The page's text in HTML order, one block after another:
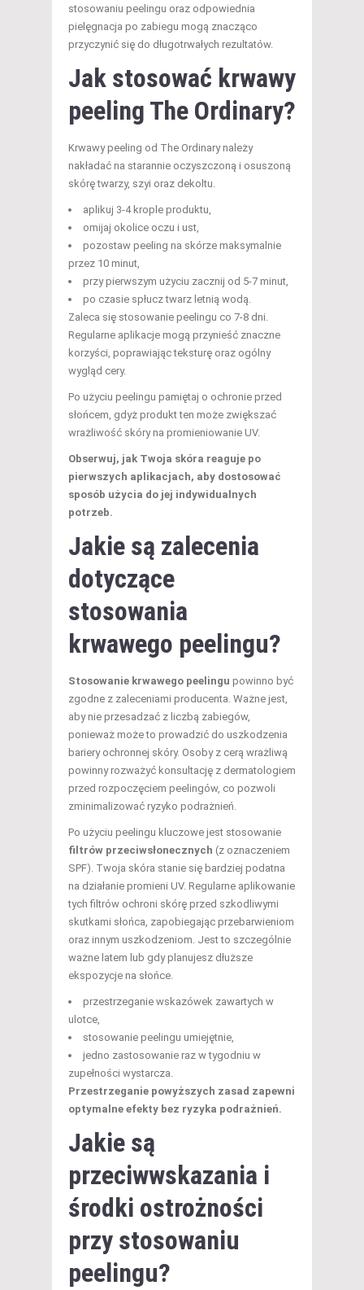
stosowaniu peelingu oraz odpowiednia
pielęgnacja po zabiegu mogą znacząco
przyczynić się do długotrwałych rezultatów.
Jak stosować krwawy
peeling The Ordinary?
Krwawy peeling od The Ordinary należy
nakładać na starannie oczyszczoną i osuszoną
skórę twarzy, szyi oraz dekoltu.
aplikuj 3-4 krople produktu,
omijaj okolice oczu i ust,
pozostaw peeling na skórze maksymalnie
przez 10 minut,
przy pierwszym użyciu zacznij od 5-7 minut,
po czasie spłucz twarz letnią wodą.
Zaleca się stosowanie peelingu co 7-8 dni.
Regularne aplikacje mogą przynieść znaczne
korzyści, poprawiając teksturę oraz ogólny
wygląd cery.
Po użyciu peelingu pamiętaj o ochronie przed
słońcem, gdyż produkt ten może zwiększać
wrażliwość skóry na promieniowanie UV.
Obserwuj, jak Twoja skóra reaguje po
pierwszych aplikacjach, aby dostosować
sposób użycia do jej indywidualnych
potrzeb.
Jakie są zalecenia
dotyczące
stosowania
krwawego peelingu?
Stosowanie krwawego peelingu powinno być
zgodne z zaleceniami producenta. Ważne jest,
aby nie przesadzać z liczbą zabiegów,
ponieważ może to prowadzić do uszkodzenia
bariery ochronnej skóry. Osoby z cerą wrażliwą
powinny rozważyć konsultację z dermatologiem
przed rozpoczęciem peelingów, co pozwoli
zminimalizować ryzyko podrażnień.
Po użyciu peelingu kluczowe jest stosowanie
filtrów przeciwsłonecznych (z oznaczeniem
SPF). Twoja skóra stanie się bardziej podatna
na działanie promieni UV. Regularne aplikowanie
tych filtrów ochroni skórę przed szkodliwymi
skutkami słońca, zapobiegając przebarwieniom
oraz innym uszkodzeniom. Jest to szczególnie
ważne latem lub gdy planujesz dłuższe
ekspozycje na słońce.
przestrzeganie wskazówek zawartych w
ulotce,
stosowanie peelingu umiejętnie,
jedno zastosowanie raz w tygodniu w
zupełności wystarcza.
Przestrzeganie powyższych zasad zapewni
optymalne efekty bez ryzyka podrażnień.
Jakie są
przeciwwskazania i
środki ostrożności
przy stosowaniu
peelingu?